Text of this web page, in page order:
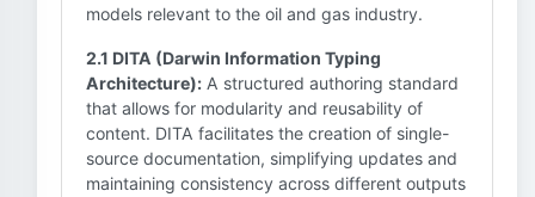
models relevant to the oil and gas industry.
2.1 DITA (Darwin Information Typing
Architecture): A structured authoring standard
that allows for modularity and reusability of
content. DITA facilitates the creation of single-
source documentation, simplifying updates and
maintaining consistency across different outputs